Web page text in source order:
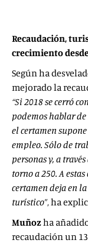
Recaudación,
crecimiento
Según ha
mejorado la
“Si 2018 se cerró
podemos hablar
el certamen
empleo. Sólo de
personas y, a
torno a 250. A
certamen deja en
turístico”, ha
Muñozha
recaudación un